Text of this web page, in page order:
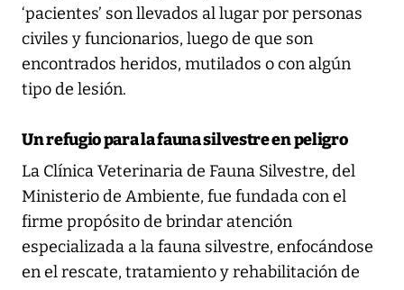
‘pacientes’ son llevados al lugar por personas
civiles y funcionarios, luego de que son
encontrados heridos, mutilados o con algún
tipo de lesión.
Un refugio para la fauna silvestre en peligro
La Clínica Veterinaria de Fauna Silvestre, del
Ministerio de Ambiente, fue fundada con el
firme propósito de brindar atención
especializada a la fauna silvestre, enfocándose
en el rescate, tratamiento y rehabilitación de